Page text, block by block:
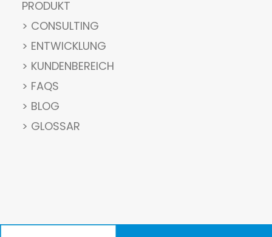
PRODUKT
> CONSULTING
> ENTWICKLUNG
> KUNDENBEREICH
> FAQS
> BLOG
> GLOSSAR